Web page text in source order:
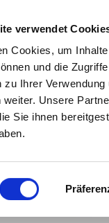
verwendet
Cookies, um
und die
zu Ihrer
weiter. Unsere
Sie ihnen
PRODUCTS
SAW